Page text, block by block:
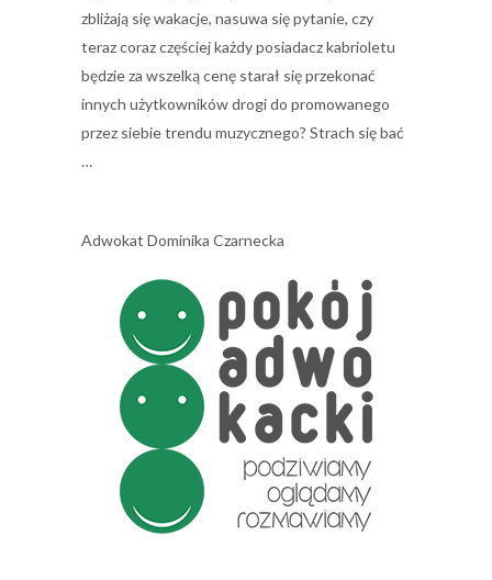
zbliżają się wakacje, nasuwa się pytanie, czy
teraz coraz częściej każdy posiadacz kabrioletu
będzie za wszelką cenę starał się przekonać
innych użytkowników drogi do promowanego
przez siebie trendu muzycznego? Strach się bać
…
Adwokat Dominika Czarnecka